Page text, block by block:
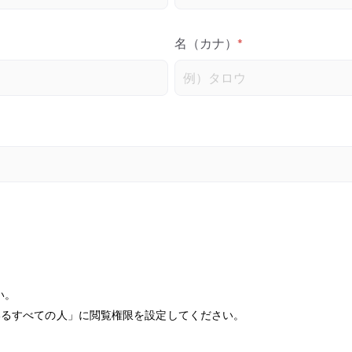
名（カナ） *
すべての人」に閲覧権限を設定してください。